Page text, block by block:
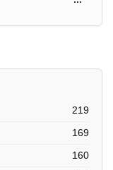
219
169
160